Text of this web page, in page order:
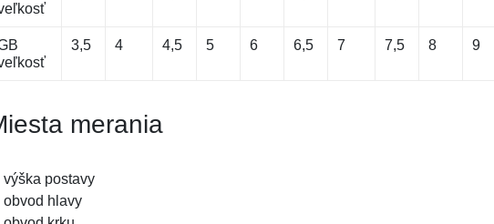
3,5 4 4,5 5 6 6,5 7 7,5 8 9
merania
výška postavy
obvod hlavy